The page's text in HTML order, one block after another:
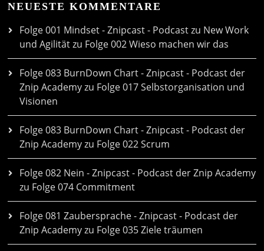
NEUESTE KOMMENTARE
Folge 001 Mindset - Znipcast - Podcast zu New Work
und Agilitätzu Folge 002 Wieso machen wir das
Folge 083 BurnDown Chart - Znipcast - Podcast der
Znip Academyzu Folge 017 Selbstorganisation und
Visionen
Folge 083 BurnDown Chart - Znipcast - Podcast der
Znip Academyzu Folge 022 Scrum
Folge 082 Nein - Znipcast - Podcast der Znip Academy
zu Folge 074 Commitment
Folge 081 Zaubersprache - Znipcast - Podcast der
Znip Academyzu Folge 035 Ziele träumen